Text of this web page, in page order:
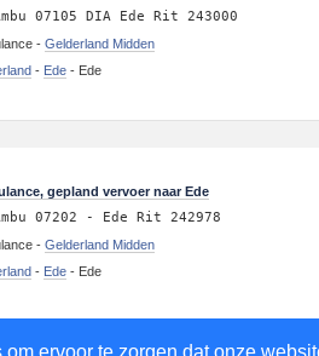
ervoor te zorgen dat onze
07105 DIA Ede Rit 243000
-Gelderland Midden
- Ede - Ede
gepland vervoer naar Ede
07202 - Ede Rit 242978
-Gelderland Midden
- Ede - Ede